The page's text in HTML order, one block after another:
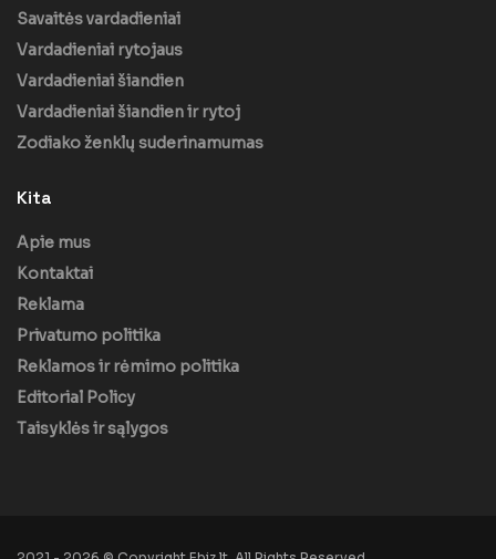
Savaitės vardadieniai
Vardadieniai rytojaus
Vardadieniai šiandien
Vardadieniai šiandien ir rytoj
Zodiako ženklų suderinamumas
Kita
Apie mus
Kontaktai
Reklama
Privatumo politika
Reklamos ir rėmimo politika
Editorial Policy
Taisyklės ir sąlygos